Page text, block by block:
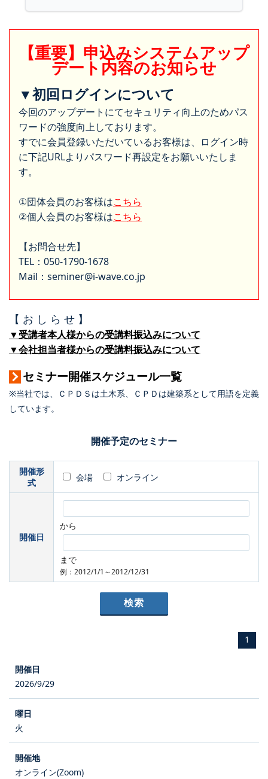
【重要】申込みシステムアップ
デート内容のお知らせ
▼初回ログインについて
今回のアップデートにてセキュリティ向上のためパス
ワードの強度向上しております。
すでに会員登録いただいているお客様は、ログイン時
に下記URLよりパスワード再設定をお願いいたしま
す。
①団体会員のお客様はこちら
②個人会員のお客様はこちら
【お問合せ先】
TEL：050-1790-1678
Mail：seminer@i-wave.co.jp
【 お し ら せ 】
▼受講者本人様からの受講料振込みについて
▼会社担当者様からの受講料振込みについて
セミナー開催スケジュール一覧
※当社では、ＣＰＤＳは土木系、ＣＰＤは建築系として用語を定義
しています。
開催予定のセミナー
開催形
式
会場 オンライン
開催日
から
まで
例：2012/1/1～2012/12/31
1
2026/9/29
火
オンライン(Zoom)